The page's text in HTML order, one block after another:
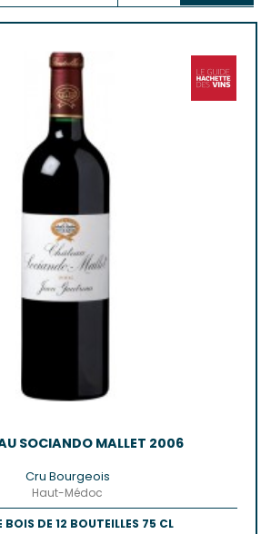
SOCIANDO MALLET 2006
Cru Bourgeois
Haut-Médoc
BOIS DE 12 BOUTEILLES 75 CL